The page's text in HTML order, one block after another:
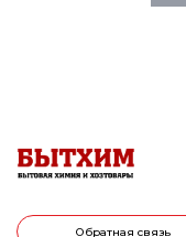
Обратная связь